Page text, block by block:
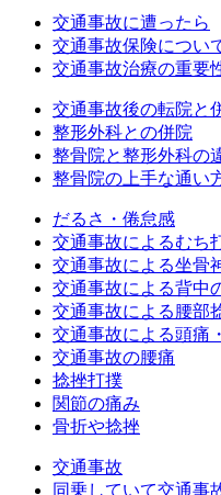
交通事故に遭ったら
交通事故保険につい
交通事故治療の重要
交通事故後の転院と
整形外科との併院
整骨院と整形外科の
整骨院の上手な通い
だるさ・倦怠感
交通事故によるむち
交通事故による坐骨
交通事故による背中
交通事故による腰部
交通事故による頭痛
交通事故の腰痛
捻挫打撲
関節の痛み
骨折や捻挫
交通事故
同乗していて交通事